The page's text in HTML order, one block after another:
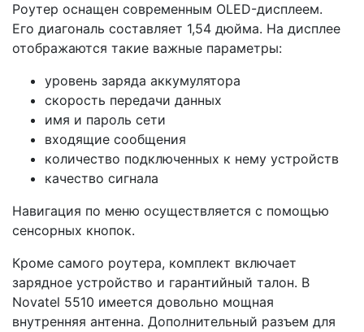
Роутер оснащен современным OLED-дисплеем.
Его диагональ составляет 1,54 дюйма. На дисплее
отображаются такие важные параметры:
уровень заряда аккумулятора
скорость передачи данных
имя и пароль сети
входящие сообщения
количество подключенных к нему устройств
качество сигнала
Навигация по меню осуществляется с помощью
сенсорных кнопок.
Кроме самого роутера, комплект включает
зарядное устройство и гарантийный талон. В
Novatel 5510 имеется довольно мощная
внутренняя антенна. Дополнительный разъем для